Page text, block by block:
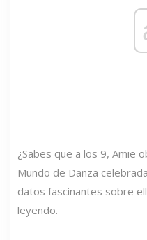
¿Sabes que a los 9, Amie
Mundo de Danza
datos fascinantes sobre
leyendo.